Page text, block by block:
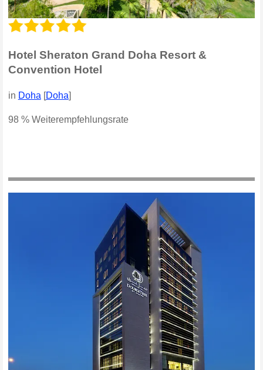
Hotel Sheraton Grand Doha Resort &
Convention Hotel
in Doha [Doha]
98 % Weiterempfehlungsrate